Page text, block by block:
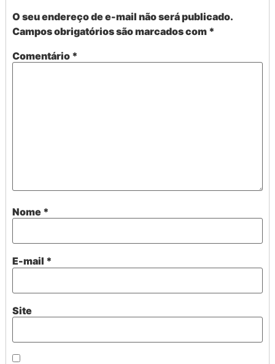
O seu endereço de e-mail não será publicado.
Campos obrigatórios são marcados com *
Comentário *
Nome *
E-mail *
Site